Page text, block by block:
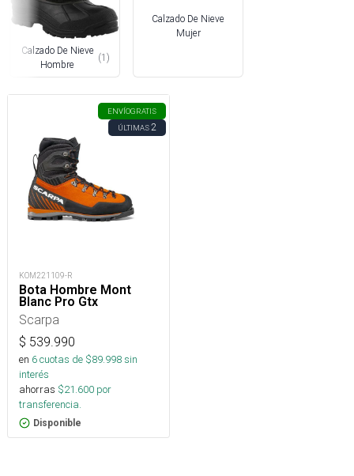
Calzado De Nieve
Hombre
(1 )
Calzado De Nieve
Mujer
ENVÍOGRATIS
ÚLTIMAS2
KOM221109-R
Bota Hombre Mont
Blanc Pro Gtx
Scarpa
$ 539.990
en 6cuotas de $89.998sin
interés
ahorras $21.600 por
transferencia.
Disponible